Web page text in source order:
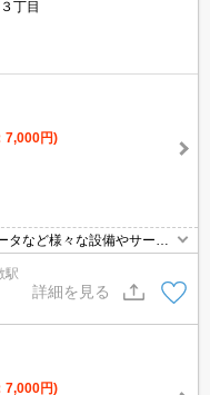
丁目
7,000円)
タなど様々な設備やサービ
を備え付けています。収
豊富なので、広々と空間を
イレが分かれています。
駅
詳細を見る
7,000円)